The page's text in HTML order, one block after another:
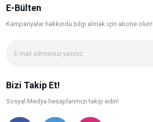
E-Bülten
Kampanyalar hakkında bilgi almak için abone olun!
Bizi Takip Et!
Sosyal Medya hesaplarımızı takip edin!